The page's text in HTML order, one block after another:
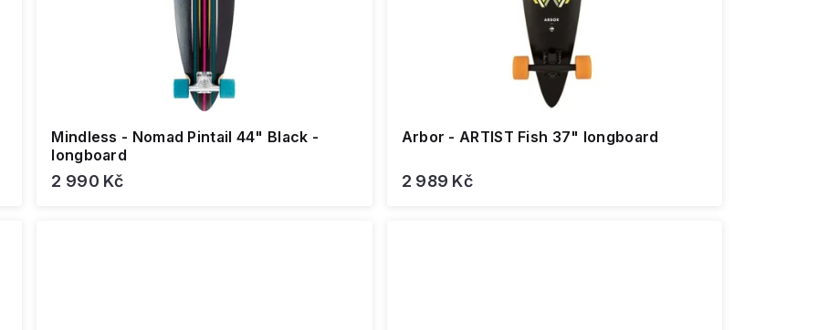
Mindless - Nomad Pintail 44" Black -
longboard
2 990 Kč
Arbor - ARTIST Fish 37" longboard
2 989 Kč